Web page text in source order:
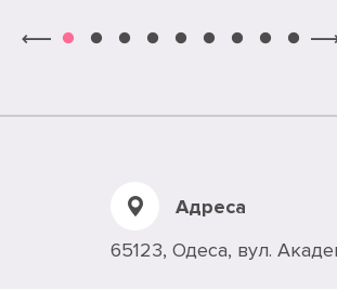
Адреса
65123, Одеса, вул.